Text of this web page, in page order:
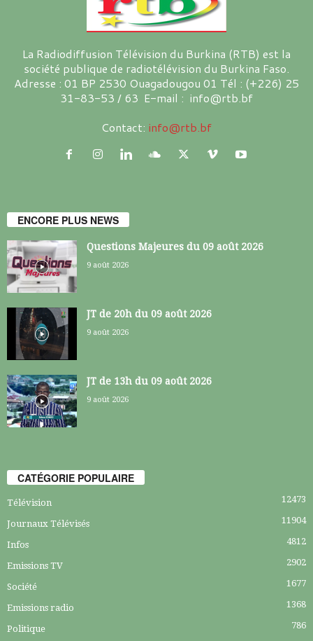
La Radiodiffusion Télévision du Burkina (RTB) est la
société publique de radiotélévision du Burkina Faso.
Adresse : 01 BP 2530 Ouagadougou 01 Tél : (+226) 25
31-83-53 / 63 E-mail : info@rtb.bf
Contact: info@rtb.bf
ENCORE PLUS NEWS
Questions Majeures du 09 août 2026
9 août 2026
JT de 20h du 09 août 2026
9 août 2026
JT de 13h du 09 août 2026
9 août 2026
CATÉGORIE POPULAIRE
Télévision 12473
Journaux Télévisés 11904
Infos 4812
Emissions TV 2902
Société 1677
Emissions radio 1368
Politique 786